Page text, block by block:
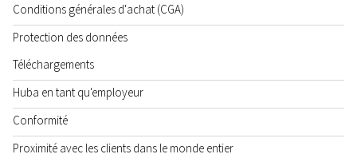
Conditions générales d'achat (CGA)
Protection des données
Téléchargements
Huba en tant qu'employeur
Conformité
Proximité avec les clients dans le monde entier